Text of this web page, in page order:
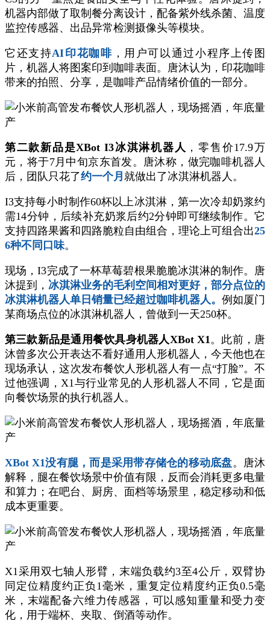
机器内部做了取制餐分离设计，配备紫外线杀菌、温度
监控传感器、出品异常检测摄像头等模块。
它还支持AI印花咖啡 ，用户可以通过小程序上传图
片，机器人将图案印到咖啡表面。唐沐认为，印花咖啡
带来的拍照、分享，是咖啡产品情绪价值的一部分。
第二款新品是XBot I3冰淇淋机器人 ，零售价17.9万
元，将于7月中旬京东首发。唐沐称，做完咖啡机器人
后，团队只花了约一个月 就做出了冰淇淋机器人。
I3支持每小时制作60杯以上冰淇淋，第一次冷却奶浆约
需14分钟，后续补充奶浆后约2分钟即可继续制作。它
支持四路果酱和四路脆粒自由组合，理论上可组合出25
6种不同口味。
现场，I3完成了一杯草莓碧根果脆脆冰淇淋的制作。唐
沐提到， 冰淇淋业务的毛利空间相对更好，部分点位的
冰淇淋机器人单日销量已经超过咖啡机器人。 例如厦门
某商场点位的冰淇淋机器人，曾做到一天250杯。
第三款新品是通用餐饮具身机器人XBot X1。此前，唐
沐曾多次公开表达不看好通用人形机器人，今天他也在
现场承认，这次发布餐饮人形机器人有一点“打脸”。不
过他强调，X1与行业常见的人形机器人不同，它是面
向餐饮场景的执行机器人。
XBot X1没有腿，而是采用带存储仓的移动底盘。唐沐
解释，腿在餐饮场景中价值有限，反而会消耗更多电量
和算力；在吧台、厨房、面档等场景里，稳定移动和低
成本更重要。
X1采用双七轴人形臂，末端负载约3至4公斤，双臂协
同定位精度约正负1毫米，重复定位精度约正负0.5毫
米，末端配备六维力传感器，可以感知重量和受力变
化，用于端杯、夹取、倒酒等动作。